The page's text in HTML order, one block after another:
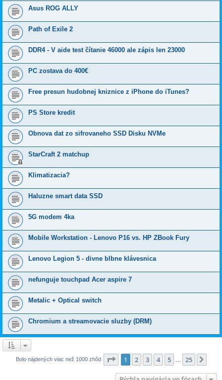
Asus ROG ALLY
Path of Exile 2
DDR4 - V aide test čítanie 46000 ale zápis len 23000
PC zostava do 400€
Free presun hudobnej kniznice z iPhone do iTunes?
PS Store kredit
Obnova dat zo sifrovaneho SSD Disku NVMe
StarCraft 2 matchup
Klimatizacia?
Haluzne smart data SSD
5G modem 4ka
Mobile Workstation - Lenovo P16 vs. HP ZBook Fury
Lenovo Legion 5 - divne blbne klávesnica
nefunguje touchpad Acer aspire 7
Metalic + Optical switch
Chromium a streamovacie sluzby (DRM)
Bolo nájdených viac než 1000 zhôd Strana1 z25
1 2 3 4 5 25